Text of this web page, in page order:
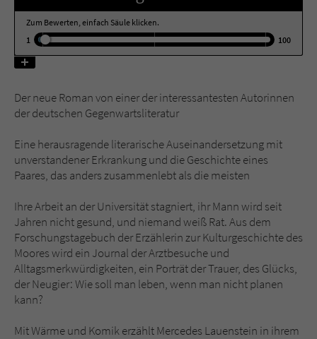
Zum Bewerten, einfach Säule klicken.
1
100
Der neue Roman von einer der interessantesten Autorinnen
der deutschen Gegenwartsliteratur
Eine herausragende literarische Auseinandersetzung mit
unverstandener Erkrankung und die Geschichte eines
Paares, das anders zusammenlebt als die meisten
Ihre Arbeit an der Universität stagniert, ihr Mann wird seit
Jahren nicht gesund, und niemand weiß Rat. Aus dem
Forschungstagebuch der Erzählerin zur Kulturgeschichte des
Moores wird ein Journal der Arztbesuche und
Alltagsmerkwürdigkeiten, ein Porträt der Trauer, des Glücks,
der Neugier: Wie soll man leben, wenn man nicht planen
kann?
Mit Wärme und Komik erzählt Mercedes Lauenstein in ihrem
Name tx_pwcomments_ahash
Anbieter
Laufzeit 1 Jahr
Name fe_typo_user
Anbieter Literatur-Couch Medien GmbH & Co. KG
Laufzeit Session
Zweck
Dieses Cookie gewährleistet die
Kommunikation der Webseite mit dem
überprüfen.